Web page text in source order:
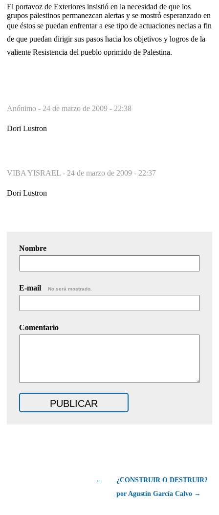
El portavoz de Exteriores insistió en la necesidad de que los
grupos palestinos permanezcan alertas y se mostró esperanzado en
que éstos se puedan enfrentar a ese tipo de actuaciones necias a fin
de que puedan dirigir sus pasos hacia los objetivos y logros de la
valiente Resistencia del pueblo oprimido de Palestina.
Anónimo - 24 de marzo de 2009 - 22:38
Dori Lustron
VIBA YISRAEL - 24 de marzo de 2009 - 22:37
Dori Lustron
Nombre
E-mail No será mostrado.
Comentario
←
¿CONSTRUIR O DESTRUIR?
por Agustín García Calvo →